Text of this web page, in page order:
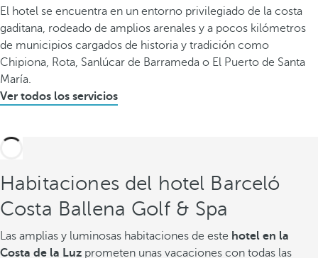
El hotel se encuentra en un entorno privilegiado de la costa
gaditana, rodeado de amplios arenales y a pocos kilómetros
de municipios cargados de historia y tradición como
Chipiona, Rota, Sanlúcar de Barrameda o El Puerto de Santa
María.
Ver todos los servicios
Habitaciones del hotel Barceló
Costa Ballena Golf & Spa
Las amplias y luminosas habitaciones de este hotel en la
Costa de la Luz prometen unas vacaciones con todas las